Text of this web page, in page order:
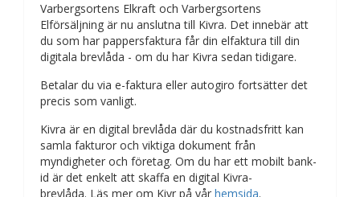
Varbergsortens Elkraft och Varbergsortens
Elförsäljning är nu anslutna till Kivra. Det innebär att
du som har pappersfaktura får din elfaktura till din
digitala brevlåda - om du har Kivra sedan tidigare.
Betalar du via e-faktura eller autogiro fortsätter det
precis som vanligt.
Kivra är en digital brevlåda där du kostnadsfritt kan
samla fakturor och viktiga dokument från
myndigheter och företag. Om du har ett mobilt bank-
id är det enkelt att skaffa en digital Kivra-
brevlåda. Läs mer om Kivr på vår hemsida.